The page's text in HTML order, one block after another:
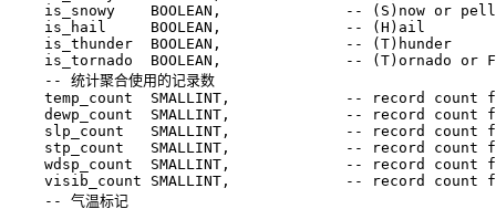
is_snowy
BOOLEAN ,
is_hail
BOOLEAN ,
is_thunder
BOOLEAN ,
is_tornado
BOOLEAN ,
temp_count
SMALLINT ,
dewp_count
SMALLINT ,
slp_count
SMALLINT ,
stp_count
SMALLINT ,
wdsp_count
SMALLINT ,
visib_count
SMALLINT ,